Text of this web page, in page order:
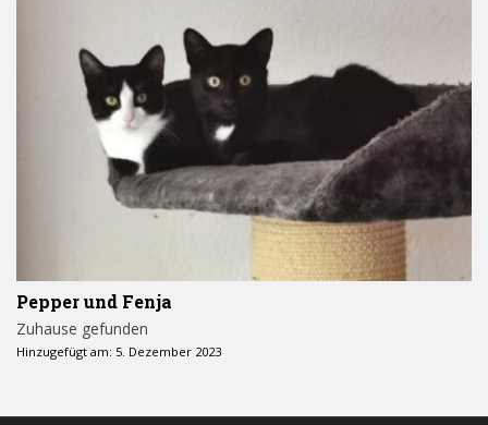
Pepper und Fenja
Zuhause gefunden
Hinzugefügt am: 5. Dezember 2023